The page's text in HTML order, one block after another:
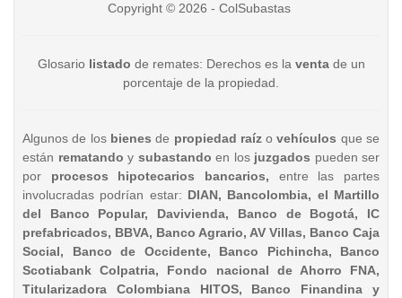
Copyright © 2026 - ColSubastas
Glosario listado de remates: Derechos es la ventade un
porcentaje de la propiedad.
Algunos de los bienesde propiedad raízo vehículos que se
están rematando y subastando en los juzgados pueden ser
por procesos hipotecarios bancarios, entre las partes
involucradas podrían estar: DIAN, Bancolombia, el Martillo
del Banco Popular, Davivienda, Banco de Bogotá, IC
prefabricados, BBVA, Banco Agrario, AV Villas, Banco Caja
Social, Banco de Occidente, Banco Pichincha, Banco
Scotiabank Colpatria, Fondo nacional de Ahorro FNA,
Titularizadora Colombiana HITOS, Banco Finandina y